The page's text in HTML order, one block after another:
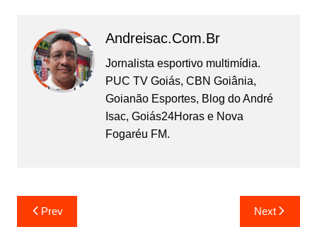
Andreisac.com.br
Jornalista esportivo multimídia.
PUC TV Goiás, CBN Goiânia,
Goianão Esportes, Blog do André
Isac, Goiás24Horas e Nova
Fogaréu FM.
Prev Next